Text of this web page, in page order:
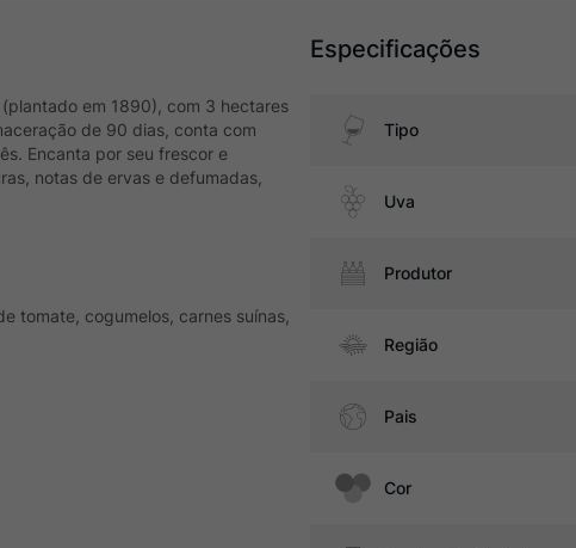
em 1890), com 3 hectares
de 90 dias, conta com
Encanta por seu frescor e
notas de ervas e defumadas,
tomate, cogumelos, carnes suínas,
Especificações
Tipo
Uva
Produtor
Região
Pais
Cor